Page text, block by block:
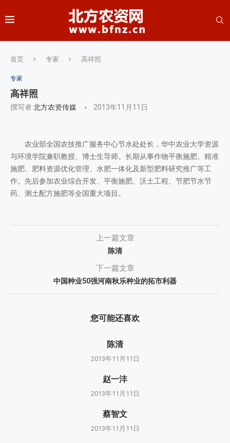
首页 专家 高祥照
专家
高祥照
撰写者北方农资传媒 2013年11月11日
农业部全国农技推广服务中心节水处处长，华中农业大学资源
与环境学院兼职教授、博士生导师。长期从事作物平衡施肥、精准
施肥、肥料资源优化管理、水肥一体化及新型肥料研究推广等工
作。先后参加农业综合开发、平衡施肥、沃土工程、节肥节水节
药、测土配方施肥等全国重大项目。
上一篇文章
陈清
下一篇文章
中国种业50强河南秋乐种业的拓市利器
您可能还喜欢
陈清
2013年11月11日
赵一沣
2013年11月11日
蔡智文
2013年11月11日